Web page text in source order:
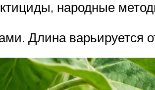
народные
Длина варьируется